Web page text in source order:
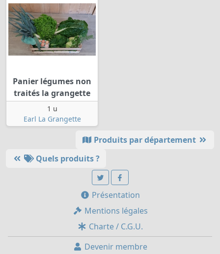
Panier légumes non
traités la grangette
1 u
Earl La Grangette
Produits par département
Quels produits ?
Présentation
Mentions légales
Charte / C.G.U.
Devenir membre